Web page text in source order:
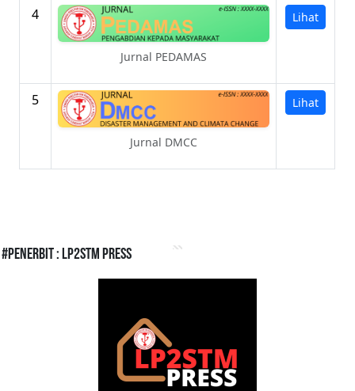
4
Jurnal PEDAMAS
Lihat
5
Jurnal DMCC
Lihat
#Penerbit : LP2STM Press